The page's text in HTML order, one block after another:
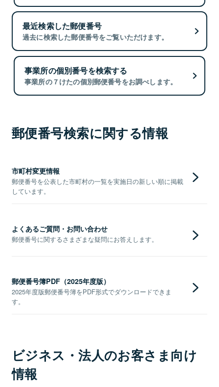
最近検索した郵便番号
過去に検索した郵便番号をご覧いただけます。
事業所の個別番号を検索する
事業所の７けたの個別郵便番号をお調べします。
郵便番号検索に関する情報
市町村変更情報
郵便番号を公表した市町村の一覧を実施日の新しい順に掲載
しています。
よくあるご質問・お問い合わせ
郵便番号に関するさまざまな疑問にお答えします。
郵便番号簿PDF（2025年度版）
2025年度版郵便番号簿をPDF形式でダウンロードできま
す。
ビジネス・法人のお客さま向け
情報